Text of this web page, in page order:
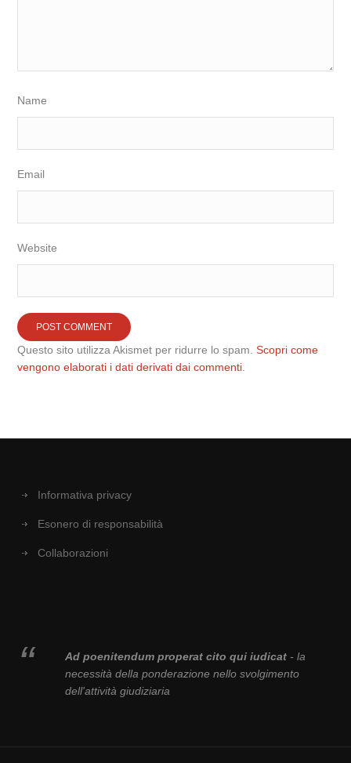
Name
Email
Website
Questo sito utilizza Akismet per ridurre lo spam.Scopri come
vengono elaborati i dati derivati dai commenti
Informativa privacy
Esonero di responsabilità
Collaborazioni
Ad poenitendum properat cito qui iudicat- la
necessità della ponderazione nello svolgimento
dell'attività giudiziaria